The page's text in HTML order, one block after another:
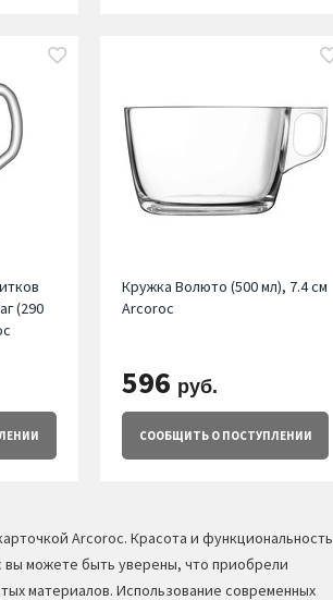
(290
Кружка Волюто (500 мл), 7.4 см
Arcoroc
596 руб.
СООБЩИТЬО ПОСТУПЛЕНИИ
Arcoroc. Красота и функциональность
можете быть уверены, что приобрели
материалов. Использование современных